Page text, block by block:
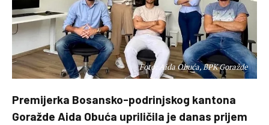
Foto: Aida Obuća, BPK Goražde
Premijerka Bosansko-podrinjskog kantona
Goražde Aida Obuća upriličila je danas prijem